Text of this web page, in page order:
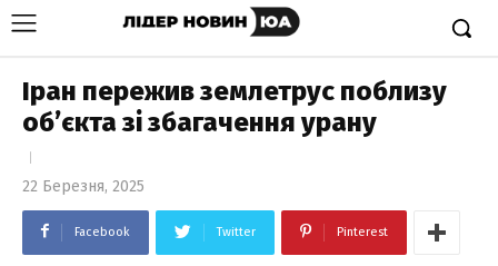
Іран пережив землетрус поблизу
об’єкта зі збагачення урану
22 Березня, 2025
Facebook Twitter Pinterest